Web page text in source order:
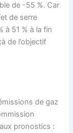
de -55 %. Car
de serre
à 51 % à la fin
de l’objectif
de gaz
pronostics :